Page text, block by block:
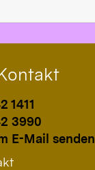
1411
3990
E-Mail senden